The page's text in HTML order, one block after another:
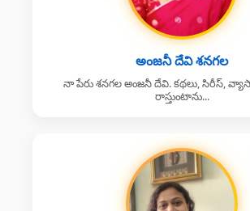
అంజనీ దేవి శనగల
నా పేరు శనగల అంజనీ దేవి. కథలు, సిరీస్,
రాస్తుంటాను...